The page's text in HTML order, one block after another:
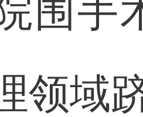
围手
领域